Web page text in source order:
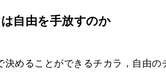
自由を手放すのか
決めることができるチカラ，自由の